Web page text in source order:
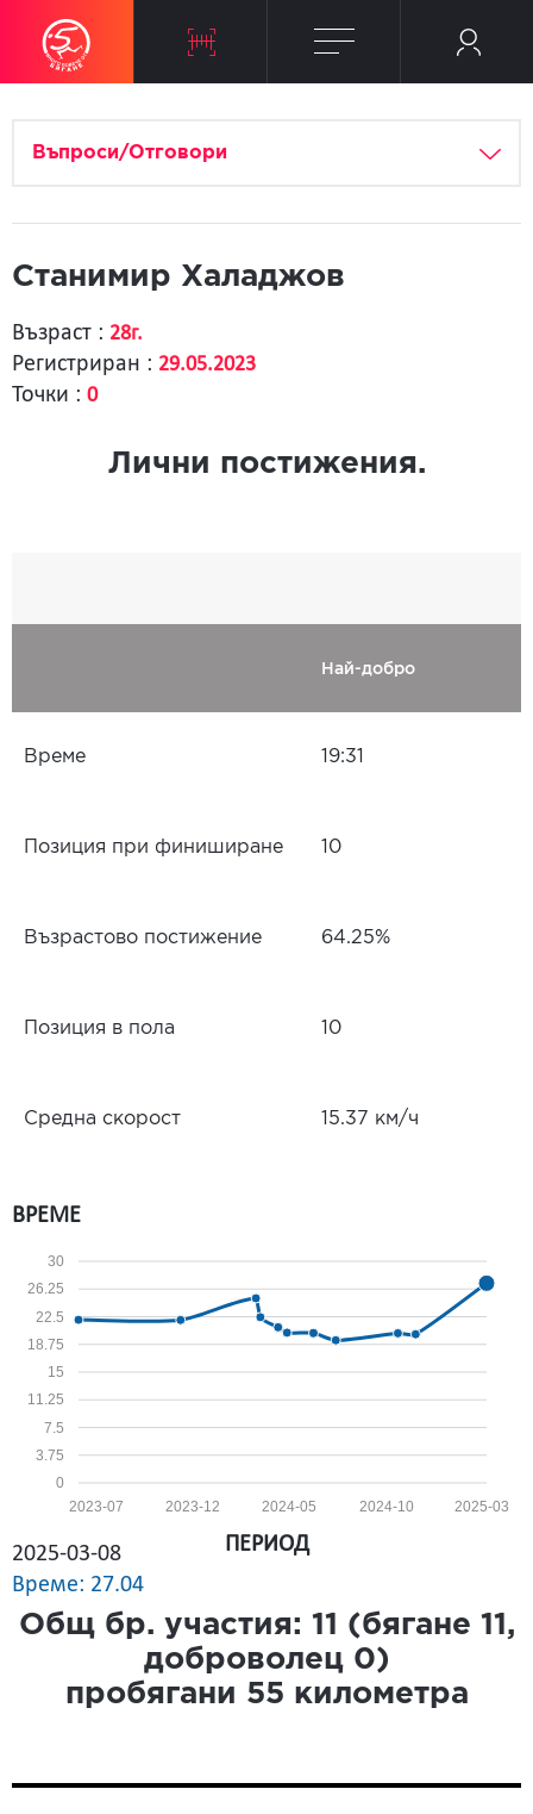
Въпроси/Отговори
Станимир Халаджов
Възраст : 28г.
Регистриран : 29.05.2023
Точки : 0
Лични постижения.
Най-добро
Време 19:31
Позиция при финиширане 10
Възрастово постижение 64.25%
Позиция в пола 10
Средна скорост 15.37 км/ч
ВРЕМЕ
0
3.75
7.5
11.25
15
18.75
22.5
26.25
30
2025-03
2024-10
2024-05
2023-12
2023-07
2025-03-08
Време: 27.04
ПЕРИОД
Общ бр. участия: 11 (бягане 11 ,
доброволец 0)
пробягани 55 километра